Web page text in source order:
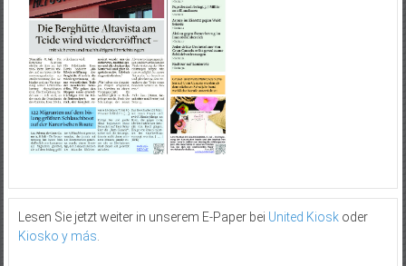
Lesen Sie jetzt weiter in unserem E-Paper bei United Kioskoder
Kiosko y más